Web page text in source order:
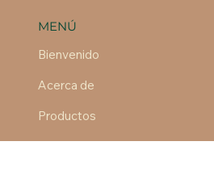
MENÚ
Bienvenido
Acerca de
Productos